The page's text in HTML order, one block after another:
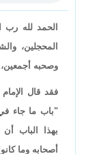
الحمد لله رب
المحجلين،
وصحبه أجمعين،
فقد قال
"باب ما جاء
بهذا الباب
أصحابه وما